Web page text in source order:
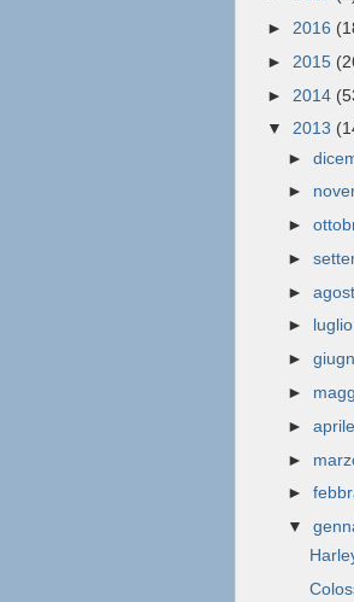
► 2016
► 2015
► 2014
▼ 2013
►
►
►
►
►
► luglio
►
►
►aprile
►
►
▼